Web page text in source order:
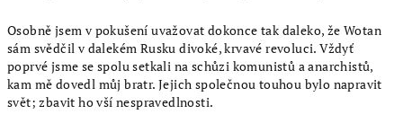
Osobně jsem v pokušení uvažovat dokonce tak daleko, že Wotan
sám svědčil v dalekém Rusku divoké, krvavé revoluci. Vždyť
poprvé jsme se spolu setkali na schůzi komunistů a anarchistů,
kam mě dovedl můj bratr. Jejich společnou touhou bylo napravit
svět; zbavit ho vší nespravedlnosti.